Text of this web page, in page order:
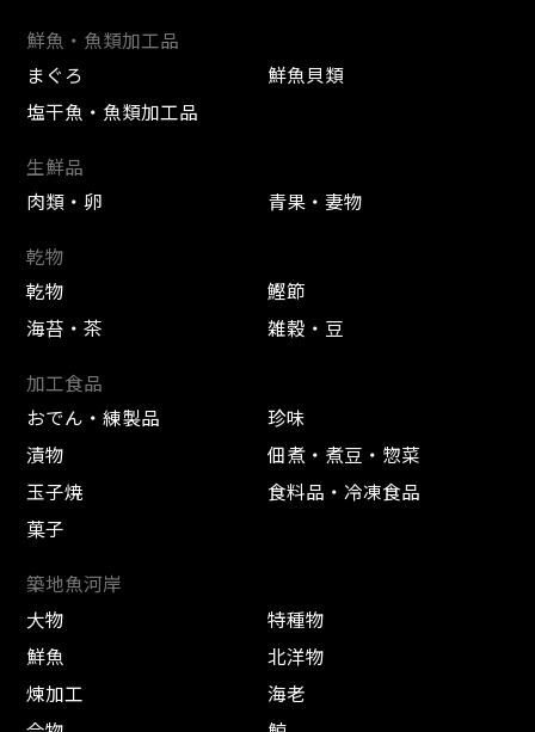
鮮魚・魚類加工品
まぐろ
鮮魚貝類
塩干魚・魚類加工品
生鮮品
肉類・卵
青果・妻物
乾物
乾物
鰹節
海苔・茶
雑穀・豆
加工食品
おでん・練製品
珍味
漬物
佃煮・煮豆・惣菜
玉子焼
食料品・冷凍食品
菓子
築地魚河岸
大物
特種物
鮮魚
北洋物
煉加工
海老